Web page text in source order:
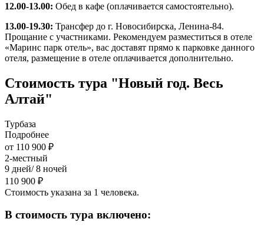
12.00-13.00: Обед в кафе (оплачивается самостоятельно).
13.00-19.30: Трансфер до г. Новосибирска, Ленина-84.
Прощание с участниками. Рекомендуем разместиться в отеле
«Маринс парк отель», вас доставят прямо к парковке данного
отеля, размещение в отеле оплачивается дополнительно.
Стоимость тура "Новый год. Весь
Алтай"
Турбаза
Подробнее
от 110 900 ₽
2-местный
9 дней/ 8 ночей
110 900 ₽
Стоимость указана за 1 человека.
В стоимость тура включено: